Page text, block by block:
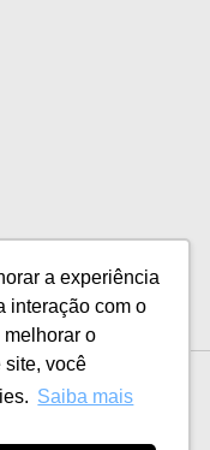
a experiência
interação com o
o
site, você
Saiba mais